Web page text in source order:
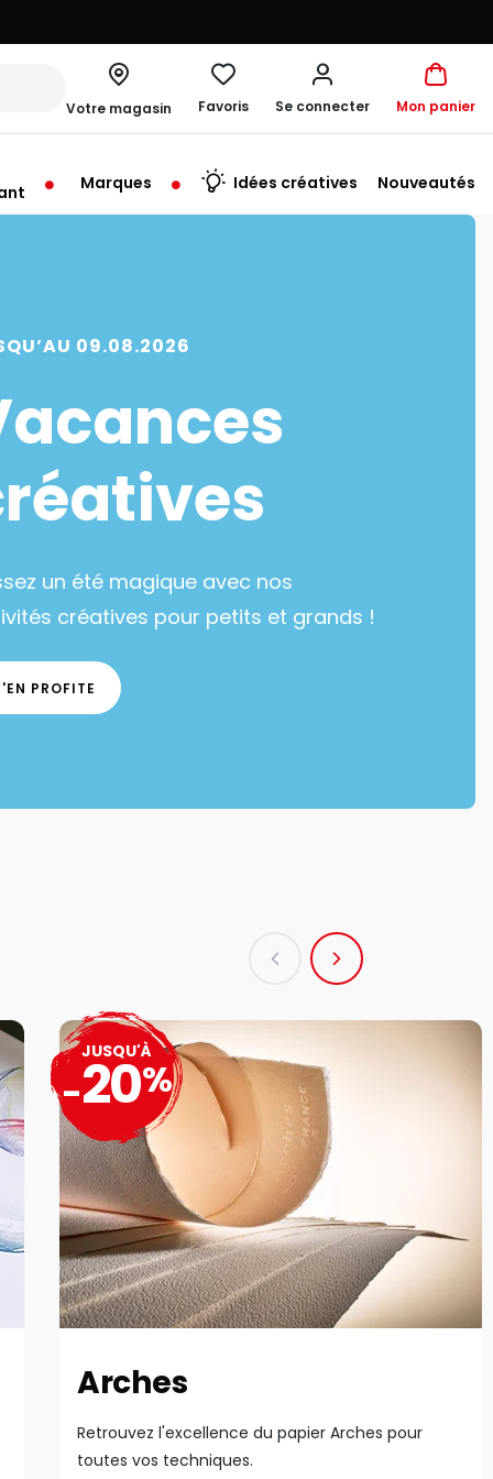
Votre magasin
à 10:00
Favoris Se connecter Mon panier
Marques Idées créatives Nouveautés
09.08.2026
un été magique avec nos
créatives pour petits et grands !
PROFITE
Arches
Retrouvez l'excellence du papier Arches pour
toutes vos techniques.
JUSQU'À
-20%